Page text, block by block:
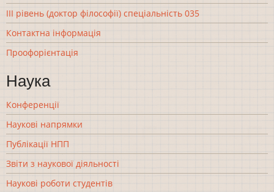
ІІІ рівень (доктор філософії) спеціальність 035
Контактна інформація
Проофорієнтація
Наука
Конференції
Наукові напрямки
Публікації НПП
Звіти з наукової діяльності
Наукові роботи студентів